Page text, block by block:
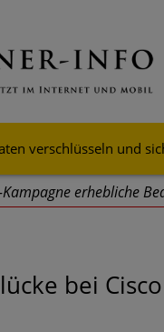
verschlüsseln und
erhebliche
Cyber Crimes 2024:
wachsende Risiken,
bei